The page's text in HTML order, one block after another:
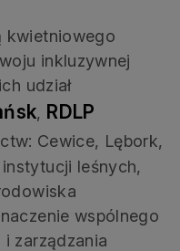
kwietniowego
inkluzywnej
udział
, RDLP
Cewice, Lębork,
leśnych,
wspólnego
zarządzania